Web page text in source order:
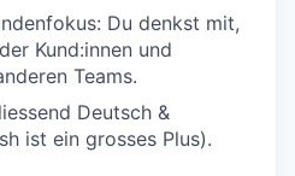
Du denkst mit,
Kund:innen und
Teams.
Deutsch &
ist ein grosses Plus).